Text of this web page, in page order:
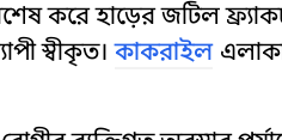
করে হাড়ের জটিল
স্বীকৃত। কাকরাইল